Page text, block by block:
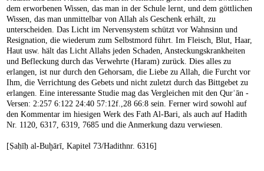
dem erworbenen Wissen, das man in der Schule lernt, und dem göttlichen
Wissen, das man unmittelbar von Allah als Geschenk erhält, zu
unterscheiden. Das Licht im Nervensystem schützt vor Wahnsinn und
Resignation, die wiederum zum Selbstmord führt. Im Fleisch, Blut, Haar,
Haut usw. hält das Licht Allahs jeden Schaden, Ansteckungskrankheiten
und Befleckung durch das Verwehrte (Haram) zurück. Dies alles zu
erlangen, ist nur durch den Gehorsam, die Liebe zu Allah, die Furcht vor
Ihm, die Verrichtung des Gebets und nicht zuletzt durch das Bittgebet zu
erlangen. Eine interessante Studie mag das Vergleichen mit den Qurʾān -
Versen: 2:257 6:122 24:40 57:12f.,28 66:8 sein. Ferner wird sowohl auf
den Kommentar im hiesigen Werk des Fath Al-Bari, als auch auf Hadith
Nr. 1120, 6317, 6319, 7685 und die Anmerkung dazu verwiesen.
[Ṣaḥīḥ al-Buḫārī, Kapitel 73/Hadithnr. 6316]